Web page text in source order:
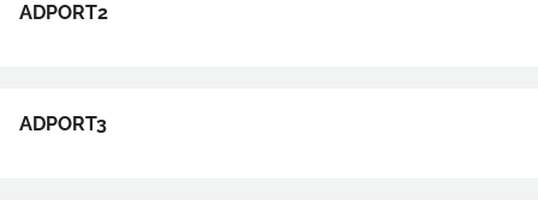
ADPORT2
ADPORT3